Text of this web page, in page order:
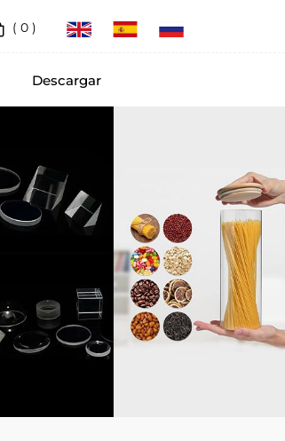
( 0 )
Descargar